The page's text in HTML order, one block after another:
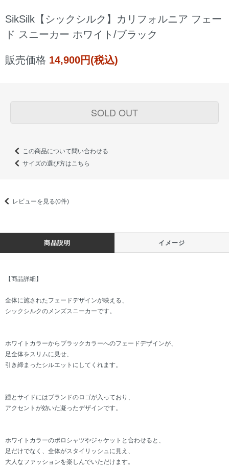
SikSilk【シックシルク】カリフォルニア フェー
ド スニーカー ホワイト/ブラック
販売価格 14,900円(税込)
SOLD OUT
この商品について問い合わせる
サイズの選び方はこちら
レビューを見る(0件)
商品説明 イメージ
【商品詳細】
全体に施されたフェードデザインが映える、
シックシルクのメンズスニーカーです。
ホワイトカラーからブラックカラーへのフェードデザインが、
足全体をスリムに見せ、
引き締まったシルエットにしてくれます。
踵とサイドにはブランドのロゴが入っており、
アクセントが効いた凝ったデザインです。
ホワイトカラーのポロシャツやジャケットと合わせると、
足だけでなく、全体がスタイリッシュに見え、
大人なファッションを楽しんでいただけます。